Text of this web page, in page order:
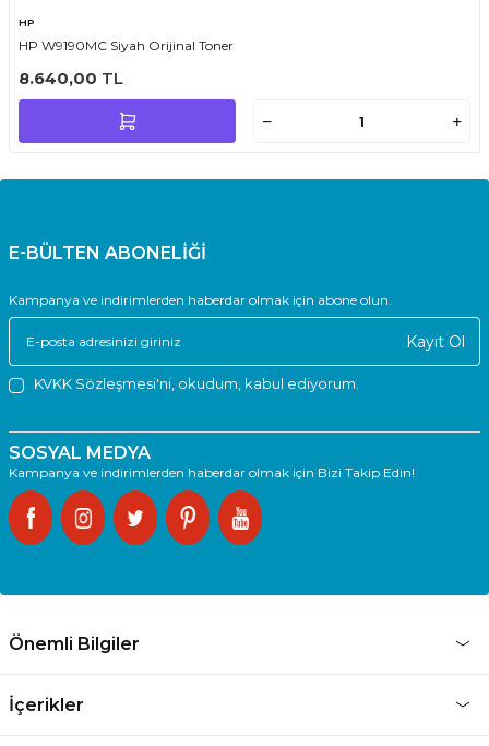
HP
HP W9190MC Siyah Orijinal Toner
8.640,00 TL
E-BÜLTEN ABONELİĞİ
Kampanya ve indirimlerden haberdar olmak için abone olun.
Kayıt Ol
KVKK Sözleşmesi'ni, okudum, kabul ediyorum.
SOSYAL MEDYA
Kampanya ve indirimlerden haberdar olmak için Bizi Takip Edin!
Önemli Bilgiler
İçerikler